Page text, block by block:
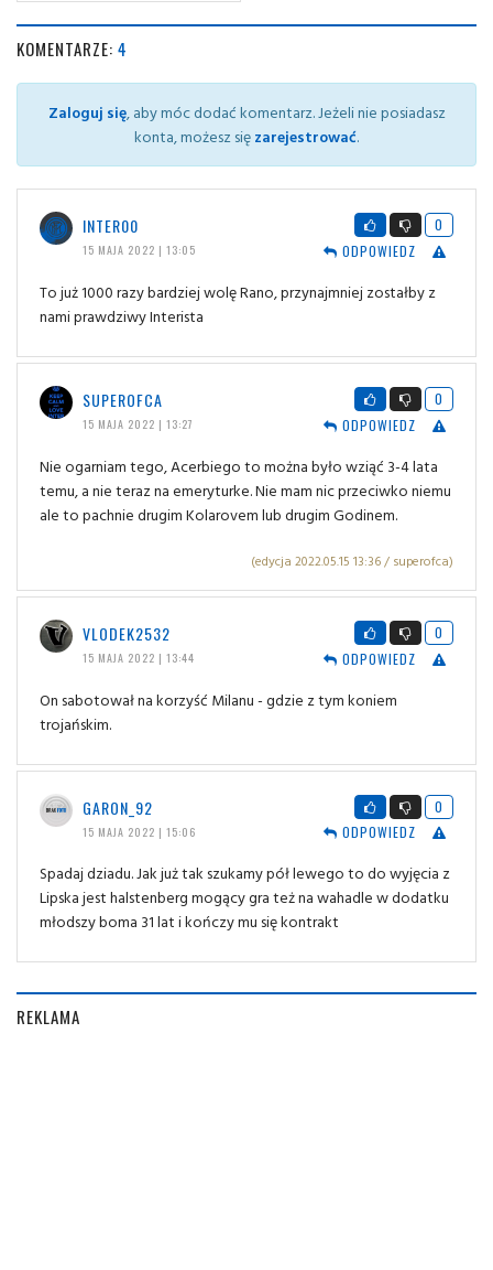
KOMENTARZE: 4
Zaloguj się, aby móc dodać komentarz. Jeżeli nie posiadasz
konta, możesz sięzarejestrować.
INTER00
15 MAJA 2022 | 13:05
0
ODPOWIEDZ
To już 1000 razy bardziej wolę Rano, przynajmniej zostałby z
nami prawdziwy Interista
SUPEROFCA
15 MAJA 2022 | 13:27
0
ODPOWIEDZ
Nie ogarniam tego, Acerbiego to można było wziąć 3-4 lata
temu, a nie teraz na emeryturke. Nie mam nic przeciwko niemu
ale to pachnie drugim Kolarovem lub drugim Godinem.
(edycja 2022.05.15 13:36 / superofca)
VLODEK2532
15 MAJA 2022 | 13:44
0
ODPOWIEDZ
On sabotował na korzyść Milanu - gdzie z tym koniem
trojańskim.
GARON_92
15 MAJA 2022 | 15:06
0
ODPOWIEDZ
Spadaj dziadu. Jak już tak szukamy pół lewego to do wyjęcia z
Lipska jest halstenberg mogący gra też na wahadle w dodatku
młodszy boma 31 lat i kończy mu się kontrakt
REKLAMA